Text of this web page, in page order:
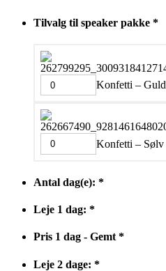
Tilvalg til speaker pakke *
Konfetti – Guld
Konfetti – Sølv
Antal dag(e): *
Leje 1 dag: *
Pris 1 dag - Gemt*
Leje 2 dage: *